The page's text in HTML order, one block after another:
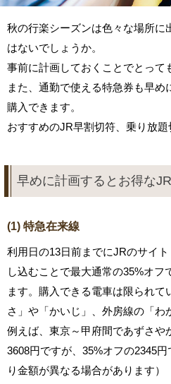
秋の行楽シーズンは色々な場所に
はないでしょうか。
事前に計画しておくことでとって
また、通勤で使える特急券も早め
購入できます。
おすすめのJR早割切符、乗り放題
早めに計画するとお得な
(1) 特急在来線
利用日の13日前までにJRのサイ
し込むことで最大通常の35%オ
ます。購入できる電車は限られ
さ」や「かいじ」、外房線の「わ
例えば、東京～甲府間であずさや
3608円ですが、35%オフの2345
り金額が異なる場合があります）